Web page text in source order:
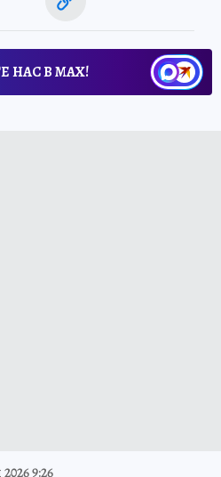
НАС В МАХ!
9:26